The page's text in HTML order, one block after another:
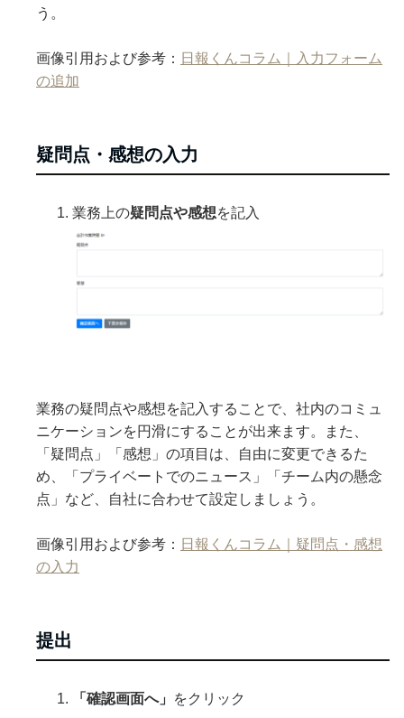
う。
画像引用および参考： 日報くんコラム｜入力フォーム
の追加
疑問点・感想の入力
業務上の疑問点や感想を記入
業務の疑問点や感想を記入することで、社内のコミュ
ニケーションを円滑にすることが出来ます。また、
「疑問点」「感想」の項目は、自由に変更できるた
め、「プライベートでのニュース」「チーム内の懸念
点」など、自社に合わせて設定しましょう。
画像引用および参考： 日報くんコラム｜疑問点・感想
の入力
提出
「確認画面へ」
をクリック